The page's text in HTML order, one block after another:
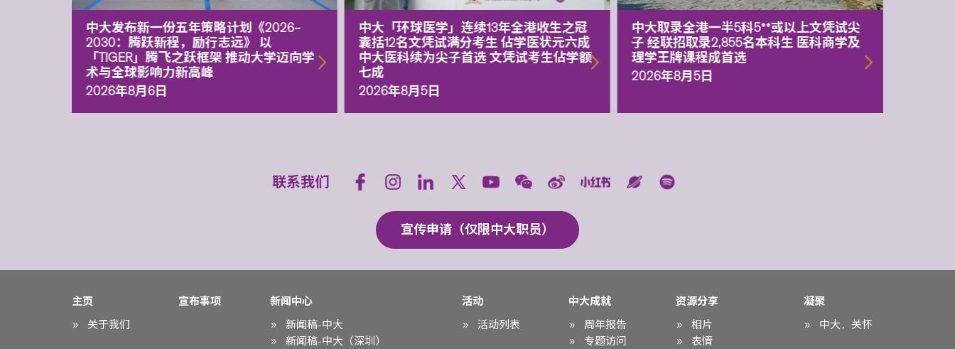
中大发布新一份五年策略计划《2026‒
2030：腾跃新程，励行志远》 以
「TIGER」腾飞之跃框架 推动大学迈向学
术与全球影响力新高峰
2026年8月6日
中大「环球医学」连续13年全港收生之冠
囊括12名文凭试满分考生 佔学医状元六成
中大医科续为尖子首选 文凭试考生佔学额
七成
2026年8月5日
中大取录全港一半5科5**或以上文凭试尖
子 经联招取录2,855名本科生 医科商学及
理学王牌课程成首选
2026年8月5日
联系我们
宣传申请（仅限中大职员）
主页
关于我们
宣布事项
新闻中心
新闻稿-中大
新闻稿-中大（深圳）
活动
活动列表
中大成就
周年报告
专题访问
资源分享
相片
表情
凝聚
中大．关怀